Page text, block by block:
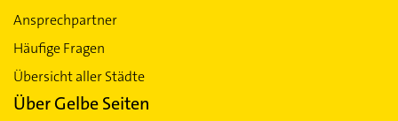
Ansprechpartner
Häufige Fragen
Übersicht aller Städte
Über Gelbe Seiten